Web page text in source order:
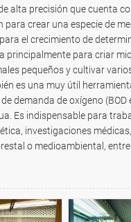
alta precisión que cuenta
para crear una especie de
el crecimiento de
principalmente para criar
pequeños y cultivar
es una muy útil
demanda de oxígeno (BOD
Es indispensable para
investigaciones
o medioambiental,